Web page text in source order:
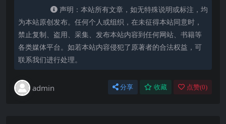
声明：本站所有文章，如无特殊说明或标注，均
为本站原创发布。任何个人或组织，在未征得本站同意时，
禁止复制、盗用、采集、发布本站内容到任何网站、书籍等
各类媒体平台。如若本站内容侵犯了原著者的合法权益，可
联系我们进行处理。
admin 分享 收藏 点赞(0)